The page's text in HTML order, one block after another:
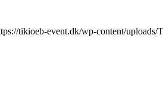
tikioeb-event.dk/wp-content/uploads/